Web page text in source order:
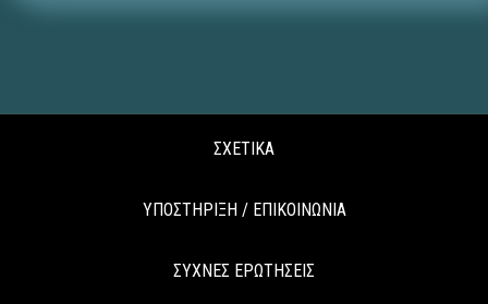
ΣΧΕΤΙΚΑ
ΥΠΟΣΤΗΡΙΞΗ / ΕΠΙΚΟΙΝΩΝΙΑ
ΣΥΧΝΕΣ ΕΡΩΤΗΣΕΙΣ